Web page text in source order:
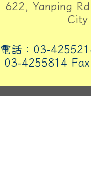
622, Yanping
City
電話：03-
03-4255814